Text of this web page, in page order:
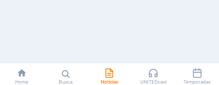
Home Busca Notícias UNITEDcast Temporadas